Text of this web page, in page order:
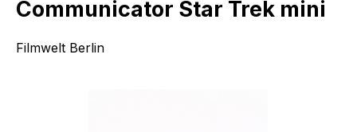
Communicator Star Trek mini
Filmwelt Berlin